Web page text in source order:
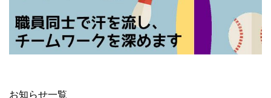
お知らせ一覧